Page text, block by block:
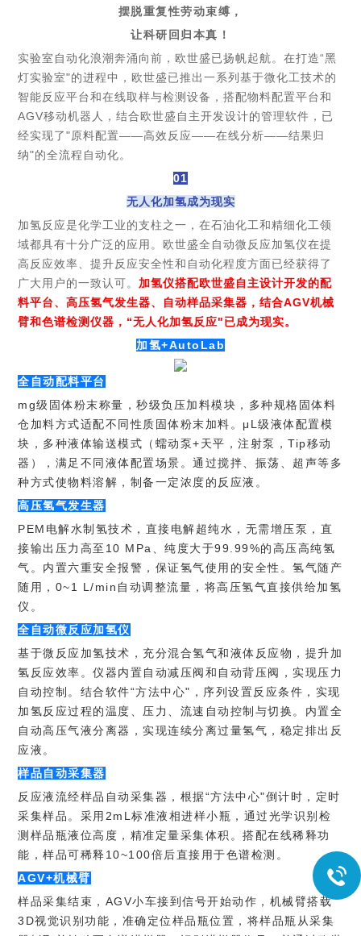
摆脱重复性劳动束缚，
让科研回归本真！
实验室自动化浪潮奔涌向前，欧世盛已扬帆起航。在打造“黑
灯实验室"的进程中，欧世盛已推出一系列基于微化工技术的
智能反应平台和在线取样与检测设备，搭配物料配置平台和
AGV移动机器人，结合欧世盛自主开发设计的管理软件，已
经实现了"原料配置——高效反应——在线分析——结果归
纳"的全流程自动化。
01
无人化加氢成为现实
加氢反应是化学工业的支柱之一，在石油化工和精细化工领
域都具有十分广泛的应用。欧世盛全自动微反应加氢仪在提
高反应效率、提升反应安全性和自动化程度方面已经获得了
广大用户的一致认可。 加氢仪搭配欧世盛自主设计开发的配
料平台、高压氢气发生器、自动样品采集器，结合AGV机械
臂和色谱检测仪器，“无人化加氢反应"已成为现实。
加氢+AutoLab
全自动配料平台
mg级固体粉末称量，秒级负压加料模块，多种规格固体料
仓加料方式适配不同性质固体粉末加料。μL级液体配置模
块，多种液体输送模式（蠕动泵+天平，注射泵，Tip移动
器），满足不同液体配置场景。通过搅拌、振荡、超声等多
种方式使物料溶解，制备一定浓度的反应液。
高压氢气发生器
PEM电解水制氢技术，直接电解超纯水，无需增压泵，直
接输出压力高至10 MPa、纯度大于99.99%的高压高纯氢
气。内置六重安全报警，保证氢气使用的安全性。氢气随产
随用，0~1 L/min自动调整流量，将高压氢气直接供给加氢
仪。
全自动微反应加氢仪
基于微反应加氢技术，充分混合氢气和液体反应物，提升加
氢反应效率。仪器内置自动减压阀和自动背压阀，实现压力
自动控制。结合软件“方法中心"，序列设置反应条件，实现
加氢反应过程的温度、压力、流速自动控制与切换。内置全
自动高压气液分离器，实现连续分离过量氢气，稳定排出反
应液。
样品自动采集器
反应液流经样品自动采集器，根据“方法中心"倒计时，定时
采集样品。采用2mL标准液相进样小瓶，通过光学识别检
测样品瓶液位高度，精准定量采集体积。搭配在线稀释功
能，样品可稀释10~100倍后直接用于色谱检测。
AGV+机械臂
样品采集结束，AGV小车接到信号开始动作，机械臂搭载
3D视觉识别功能，准确定位样品瓶位置，将样品瓶从采集